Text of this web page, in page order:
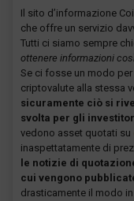
Il sito d’informazione
che offre un servizio
Tutti ci siamo sempre
ottenere informazioni
Se ci fosse un modo
criptovalute alla stessa
sicuramente ciò si
svolta per gli
vedono asset quotati su
inaspettatamente di
le notizie di
cui vengono
drasticamente il modo